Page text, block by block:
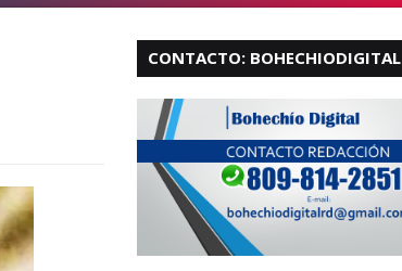
CONTACTO: BOHECHIODIGITAL